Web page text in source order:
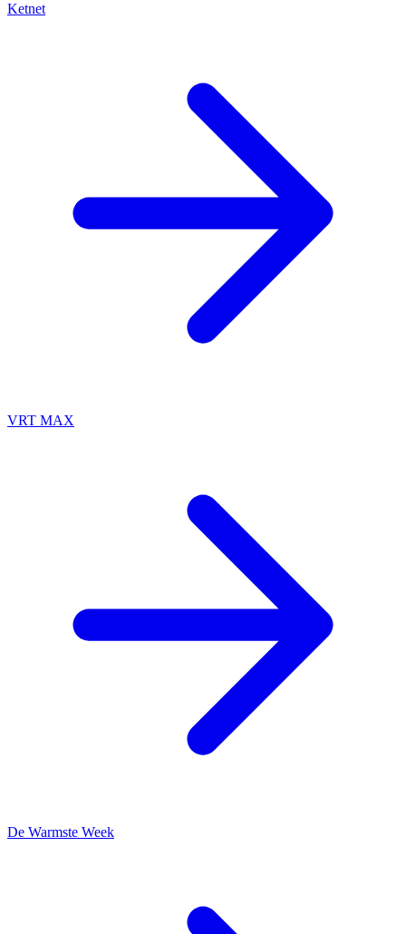
Ketnet
VRT MAX
De Warmste Week